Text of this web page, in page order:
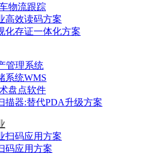
物流跟踪
高效读码方案
化存证一体化方案
管理系统
系统WMS
盘点软件
描器:替代PDA升级方案
扫码应用方案
码应用方案